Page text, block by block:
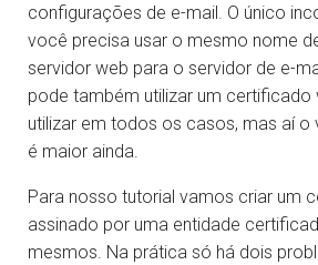
configurações de e-mail. O único
você precisa usar o mesmo nome
servidor web para o servidor de e-
pode também utilizar um certificado
utilizar em todos os casos, mas aí
é maior ainda.
Para nosso tutorial vamos criar um
assinado por uma entidade
mesmos. Na prática só há dois